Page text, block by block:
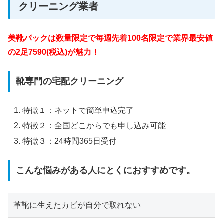
クリーニング業者
美靴パックは数量限定で毎週先着100名限定で業界最安値
の2足7590(税込)が魅力！
靴専門の宅配クリーニング
特徴１：ネットで簡単申込完了
特徴２：全国どこからでも申し込み可能
特徴３：24時間365日受付
こんな悩みがある人にとくにおすすめです。
革靴に生えたカビが自分で取れない